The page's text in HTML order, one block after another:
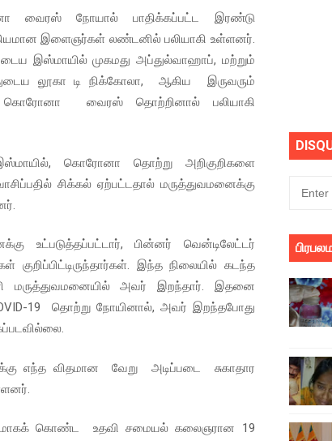
போராட்டத்திற்கு கலந்துகொள்ளுமாறு அன்புரிமையோடு
தொடர்பில் நாடாளுமன்றத்தில் பகிரங்க கேள்வி
குடும்பம்!! நடந்தது என்ன
பாடலாசிரியர் வெளியிட்ட...
பிரதேசவாசிகள்!
வழங்கப்பட்ட தண்டனை
உத்தரவு!
அழிப்பிற்கு நீதி கேட்டு நடைபெற்ற கவனயீர்ப்புப்
விடியோ)
வைரஸ் நோயால் பாதிக்கப்பட்ட இரண்டு
இளைஞர்கள் லண்டனில் பலியாகி உள்ளனர்.
இஸ்மாயில் முகமது அப்துல்வாஹாப், மற்றும்
லூகா டி நிக்கோலா, ஆகிய இருவரும்
கொரோனா வைரஸ் தொற்றினால் பலியாகி
கொரோனா தொற்று அறிகுறிகளை
சிக்கல் ஏற்பட்டதால் மருத்துவமனைக்கு
பின்னர் வென்டிலேட்டர்
இந்த நிலையில் கடந்த
மருத்துவமனையில் அவர் இறந்தார். இதனை
19 தொற்று நோயினால், அவர் இறந்தபோது
எந்த விதமான வேறு அடிப்படை சுகாதார
கொண்ட உதவி சமையல் கலைஞரான 19